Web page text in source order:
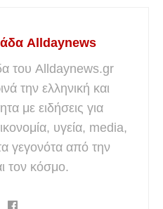
Alldaynews
του Alldaynews.gr
την ελληνική και
με ειδήσεις για
υγεία, media,
γεγονότα από την
τον κόσμο.